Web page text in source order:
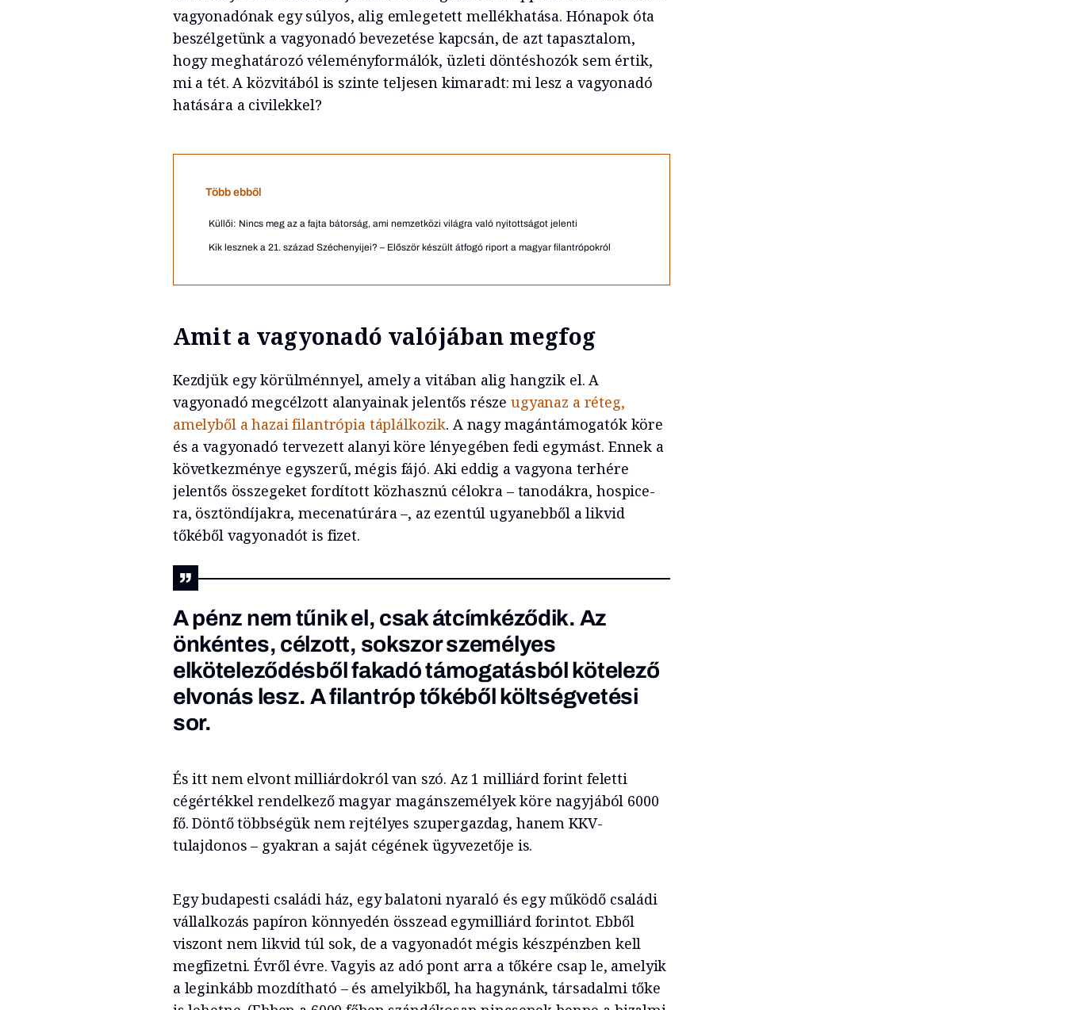
vagyonadónak egy súlyos, alig emlegetett mellékhatása. Hónapok óta
beszélgetünk a vagyonadó bevezetése kapcsán, de azt tapasztalom,
hogy meghatározó véleményformálók, üzleti döntéshozók sem értik,
mi a tét. A közvitából is szinte teljesen kimaradt: mi lesz a vagyonadó
hatására a civilekkel?
Több ebből
Küllői: Nincs meg az a fajta bátorság, ami nemzetközi világra való nyitottságot jelenti
Kik lesznek a 21. század Széchenyijei? – Először készült átfogó riport a magyar filantrópokról
Amit a vagyonadó valójában megfog
Kezdjük egy körülménnyel, amely a vitában alig hangzik el. A
vagyonadó megcélzott alanyainak jelentős részeugyanaz a réteg,
amelyből a hazai filantrópia táplálkozik. A nagy magántámogatók köre
és a vagyonadó tervezett alanyi köre lényegében fedi egymást. Ennek a
következménye egyszerű, mégis fájó. Aki eddig a vagyona terhére
jelentős összegeket fordított közhasznú célokra – tanodákra, hospice-
ra, ösztöndíjakra, mecenatúrára –, az ezentúl ugyanebből a likvid
tőkéből vagyonadót is fizet.
A pénz nem tűnik el, csak átcímkéződik. Az
önkéntes, célzott, sokszor személyes
elköteleződésből fakadó támogatásból kötelező
elvonás lesz. A filantróp tőkéből költségvetési
sor.
És itt nem elvont milliárdokról van szó. Az 1 milliárd forint feletti
cégértékkel rendelkező magyar magánszemélyek köre nagyjából 6000
fő. Döntő többségük nem rejtélyes szupergazdag, hanem KKV-
tulajdonos – gyakran a saját cégének ügyvezetője is.
Egy budapesti családi ház, egy balatoni nyaraló és egy működő családi
vállalkozás papíron könnyedén összead egymilliárd forintot. Ebből
viszont nem likvid túl sok, de a vagyonadót mégis készpénzben kell
megfizetni. Évről évre. Vagyis az adó pont arra a tőkére csap le, amelyik
a leginkább mozdítható – és amelyikből, ha hagynánk, társadalmi tőke